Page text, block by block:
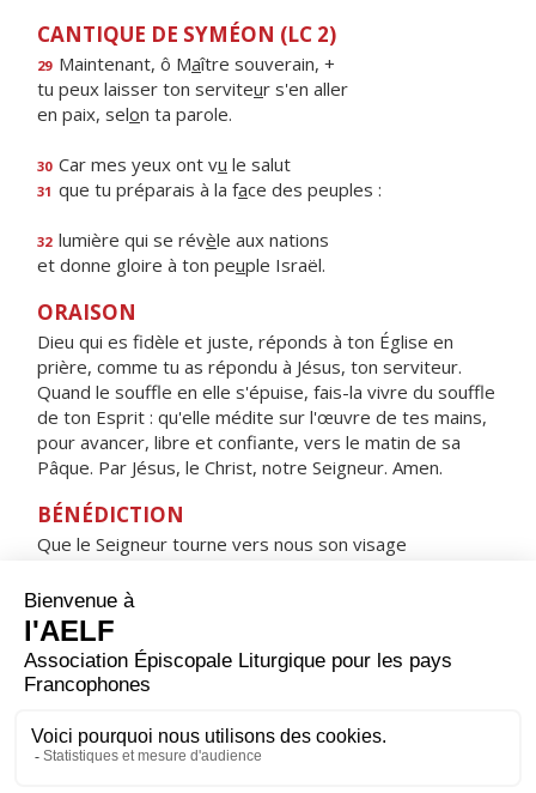
CANTIQUE DE SYMÉON (LC 2)
29 Maintenant, ô Maître souverain, +
tu peux laisser ton serviteur s'en aller
en paix, selon ta parole.
30 Car mes yeux ont vu le salut
31 que tu préparais à la face des peuples :
32 lumière qui se révèle aux nations
et donne gloire à ton peuple Israël.
ORAISON
Dieu qui es fidèle et juste, réponds à ton Église en
prière, comme tu as répondu à Jésus, ton serviteur.
Quand le souffle en elle s'épuise, fais-la vivre du souffle
de ton Esprit : qu'elle médite sur l'œuvre de tes mains,
pour avancer, libre et confiante, vers le matin de sa
Pâque. Par Jésus, le Christ, notre Seigneur. Amen.
BÉNÉDICTION
Que le Seigneur tourne vers nous son visage
HYMNE : HEUREUSE ES-TU, VIERGE MARIE !
Heureuse es-tu, Vierge Marie !
Par toi, le salut est entré dans le monde.
Comblée de gloire, tu te réjouis devant le Seigneur,
Sainte Mère de Dieu,